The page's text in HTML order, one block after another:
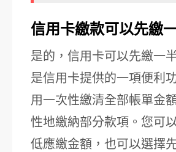
信用卡繳款可以先繳
是的，信用卡可以先繳一
是信用卡提供的一項便利
用一次性繳清全部帳單金
性地繳納部分款項。您可
低應繳金額，也可以選擇